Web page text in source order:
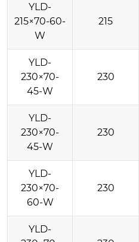
YLD-
215×70-60-
W
215
YLD-
230×70-
45-W
230
YLD-
230×70-
45-W
230
YLD-
230×70-
60-W
230
YLD-